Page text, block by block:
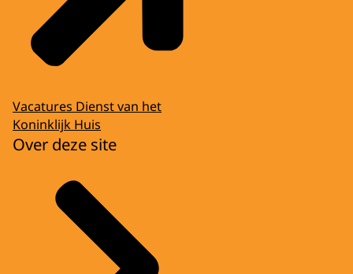
Vacatures Dienst van het
Koninklijk Huis
Over deze site